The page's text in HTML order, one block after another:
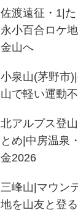
佐渡遠征・1|
永小百合ロケ
金山へ
小泉山(茅野市
山で軽い運動
北アルプス登
とめ|中房温泉
金2026
三峰山|マウン
地を山友と登